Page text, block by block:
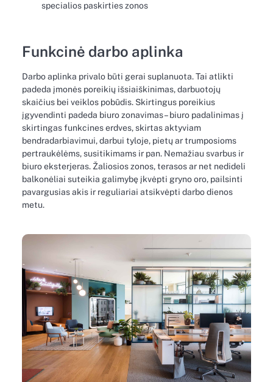
specialios paskirties zonos
Funkcinė darbo aplinka
Darbo aplinka privalo būti gerai suplanuota. Tai atlikti
padeda įmonės poreikių išsiaiškinimas, darbuotojų
skaičius bei veiklos pobūdis. Skirtingus poreikius
įgyvendinti padeda biuro zonavimas – biuro padalinimas į
skirtingas funkcines erdves, skirtas aktyviam
bendradarbiavimui, darbui tyloje, pietų ar trumposioms
pertraukėlėms, susitikimams ir pan. Nemažiau svarbus ir
biuro eksterjeras. Žaliosios zonos, terasos ar net nedideli
balkonėliai suteikia galimybę įkvėpti gryno oro, pailsinti
pavargusias akis ir reguliariai atsikvėpti darbo dienos
metu.